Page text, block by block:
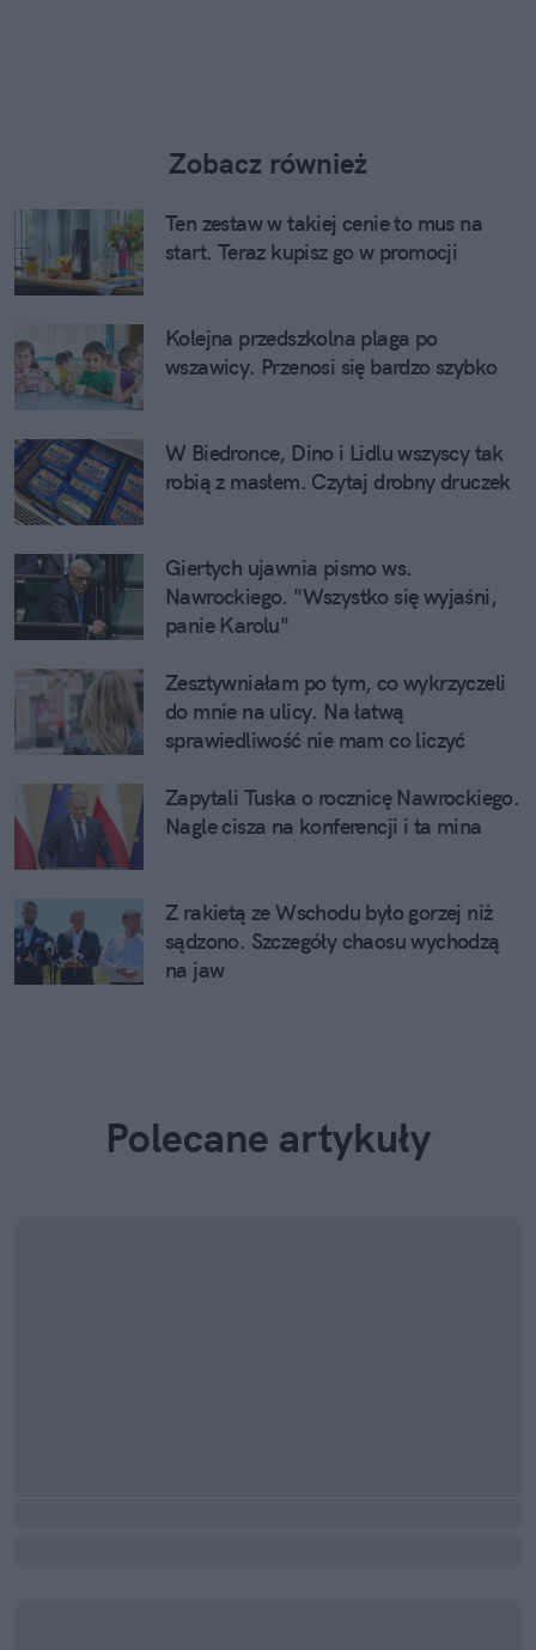
Zobacz również
Ten zestaw w takiej cenie to mus na
start. Teraz kupisz go w promocji
Kolejna przedszkolna plaga po
wszawicy. Przenosi się bardzo szybko
W Biedronce, Dino i Lidlu wszyscy tak
robią z masłem. Czytaj drobny druczek
Giertych ujawnia pismo ws.
Nawrockiego. "Wszystko się wyjaśni,
panie Karolu"
Zesztywniałam po tym, co wykrzyczeli
do mnie na ulicy. Na łatwą
sprawiedliwość nie mam co liczyć
Zapytali Tuska o rocznicę Nawrockiego.
Nagle cisza na konferencji i ta mina
Z rakietą ze Wschodu było gorzej niż
sądzono. Szczegóły chaosu wychodzą
na jaw
Polecane artykuły